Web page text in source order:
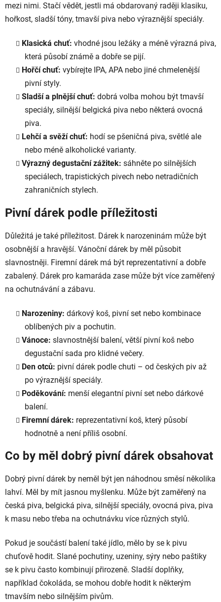
mezi nimi. Stačí vědět, jestli má obdarovaný raději klasiku,
hořkost, sladší tóny, tmavší piva nebo výraznější speciály.
Klasická chuť: vhodné jsou ležáky a méně výrazná piva,
která působí známě a dobře se pijí.
Hořčí chuť: vybírejte IPA, APA nebo jiné chmelenější
pivní styly.
Sladší a plnější chuť: dobrá volba mohou být tmavší
speciály, silnější belgická piva nebo některá ovocná
piva.
Lehčí a svěží chuť: hodí se pšeničná piva, světlé ale
nebo méně alkoholické varianty.
Výrazný degustační zážitek: sáhněte po silnějších
speciálech, trapistických pivech nebo netradičních
zahraničních stylech.
Pivní dárek podle příležitosti
Důležitá je také příležitost. Dárek k narozeninám může být
osobnější a hravější. Vánoční dárek by měl působit
slavnostněji. Firemní dárek má být reprezentativní a dobře
zabalený. Dárek pro kamaráda zase může být více zaměřený
na ochutnávání a zábavu.
Narozeniny: dárkový koš, pivní set nebo kombinace
oblíbených piv a pochutin.
Vánoce: slavnostnější balení, větší pivní koš nebo
degustační sada pro klidné večery.
Den otců: pivní dárek podle chuti – od českých piv až
po výraznější speciály.
Poděkování: menší elegantní pivní set nebo dárkové
balení.
Firemní dárek: reprezentativní koš, který působí
hodnotně a není příliš osobní.
Co by měl dobrý pivní dárek obsahovat
Dobrý pivní dárek by neměl být jen náhodnou směsí několika
lahví. Měl by mít jasnou myšlenku. Může být zaměřený na
česká piva, belgická piva, silnější speciály, ovocná piva, piva
k masu nebo třeba na ochutnávku více různých stylů.
Pokud je součástí balení také jídlo, mělo by se k pivu
chuťově hodit. Slané pochutiny, uzeniny, sýry nebo paštiky
se k pivu často kombinují přirozeně. Sladší doplňky,
například čokoláda, se mohou dobře hodit k některým
tmavším nebo silnějším pivům.